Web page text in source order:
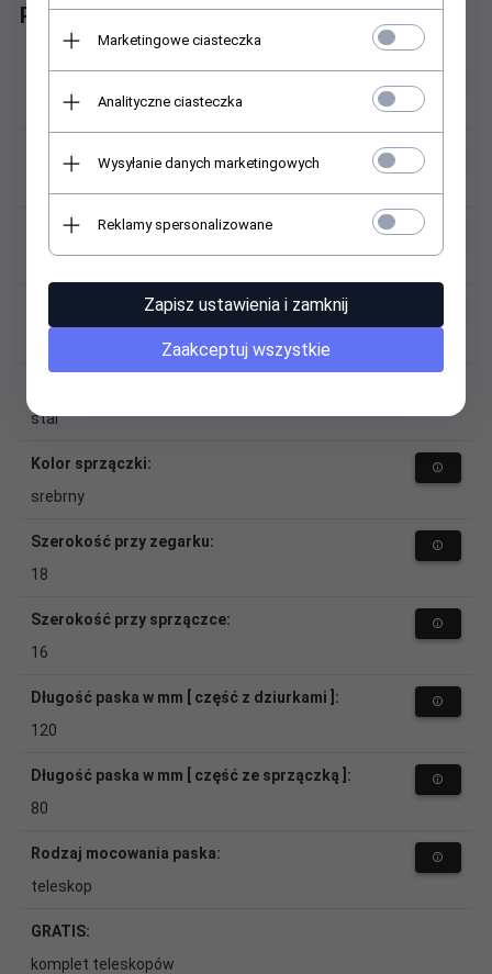
Parametry paska oryginalnego
Producent:
PACIFIC
Kod / model:
Materiał (pasek):
stal
Kolor sprzączki:
srebrny
Szerokość przy zegarku:
18
Szerokość przy sprzączce:
16
Długość paska w mm [ część z dziurkami ]:
120
Długość paska w mm [ część ze sprzączką ]:
80
Rodzaj mocowania paska:
teleskop
GRATIS:
komplet teleskopów
Marketingowe ciasteczka
Analityczne ciasteczka
Wysyłanie danych marketingowych
Reklamy spersonalizowane
Zapisz ustawienia i zamknij
Zaakceptuj wszystkie